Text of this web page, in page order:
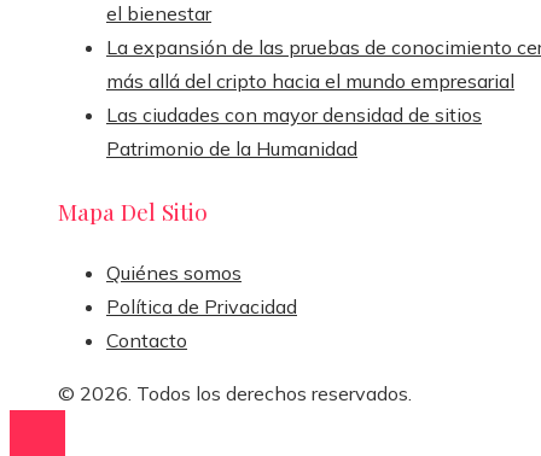
el bienestar
La expansión de las pruebas de conocimiento
más allá del cripto hacia el mundo empresarial
Las ciudades con mayor densidad de sitios
Patrimonio de la Humanidad
Mapa Del Sitio
Quiénes somos
Política de Privacidad
Contacto
© 2026. Todos los derechos reservados.